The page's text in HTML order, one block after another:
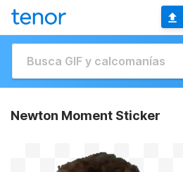
Newton Moment Sticker